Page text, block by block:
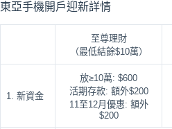
東亞手機開戶迎新詳情
至尊理財
（最低結餘$10萬）
1. 新資金
放≥10萬: $600
活期存款: 額外$200
11至12月優惠: 額外
$200